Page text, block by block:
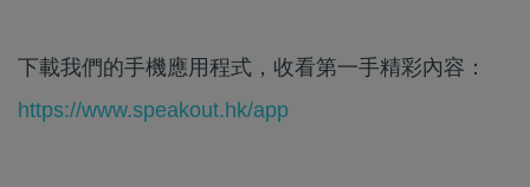
下載我們的手機應用程式，收看第一手精彩內容：
https://www.speakout.hk/app